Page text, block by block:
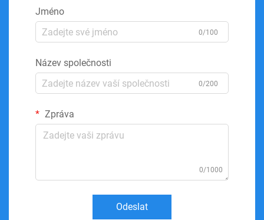
Jméno
0/100
Název společnosti
0/200
Zpráva
0/1000
Odeslat